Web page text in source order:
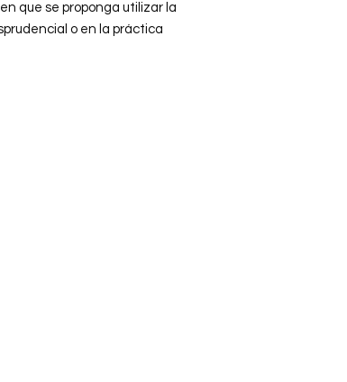
que se proponga utilizar la
o en la práctica